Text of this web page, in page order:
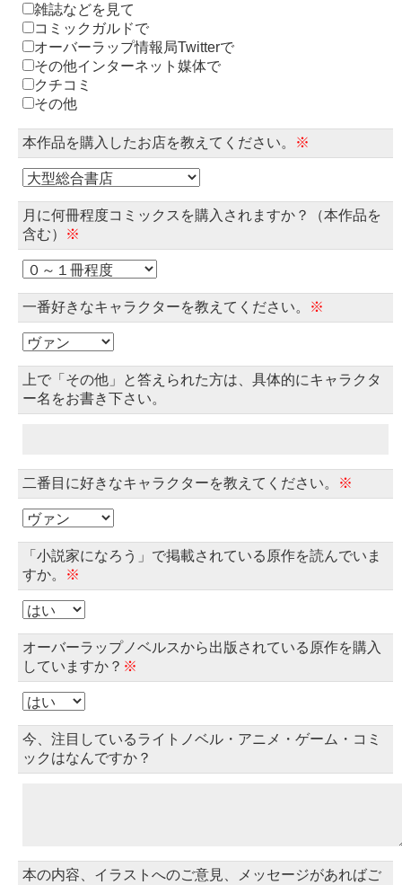
雑誌などを見て
コミックガルドで
オーバーラップ情報局Twitterで
その他インターネット媒体で
クチコミ
その他
本作品を購入したお店を教えてください。 ※
月に何冊程度コミックスを購入されますか？（本作品を
含む）
※
一番好きなキャラクターを教えてください。 ※
上で「その他」と答えられた方は、具体的にキャラクタ
ー名をお書き下さい。
二番目に好きなキャラクターを教えてください。 ※
「小説家になろう」で掲載されている原作を読んでいま
すか。
※
オーバーラップノベルスから出版されている原作を購入
していますか？ ※
今、注目しているライトノベル・アニメ・ゲーム・コミ
ックはなんですか？
本の内容、イラストへのご意見、メッセージがあればご